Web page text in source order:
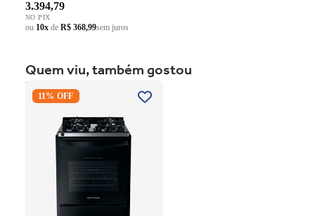
90cm de largura
3.394,79
NO PIX
ou 10x de R$ 368,99sem juros
Quem viu, também gostou
Fogão 4 Bocas Brastemp de
Embutir BYO4XAE Mesa
Fundido Dupla Chama Preto
11% OFF